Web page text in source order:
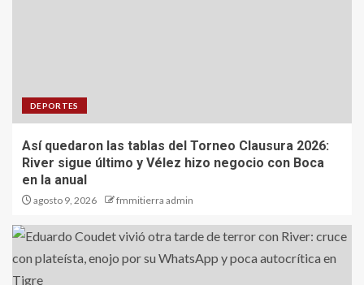
DEPORTES
Así quedaron las tablas del Torneo Clausura 2026:
River sigue último y Vélez hizo negocio con Boca
en la anual
agosto 9, 2026 fmmitierra admin